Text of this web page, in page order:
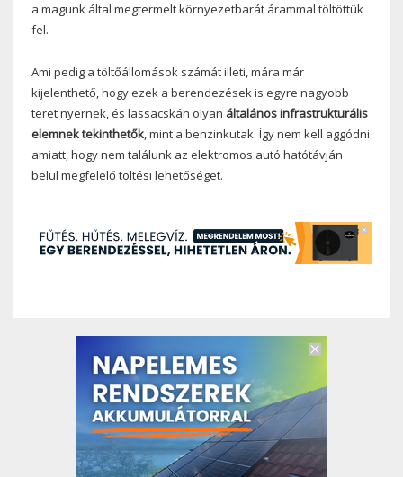
a magunk által megtermelt környezetbarát árammal töltöttük
fel.
Ami pedig a töltőállomások számát illeti, mára már
kijelenthető, hogy ezek a berendezések is egyre nagyobb
teret nyernek, és lassacskán olyan általános infrastrukturális
elemnek tekinthetők, mint a benzinkutak. Így nem kell aggódni
amiatt, hogy nem találunk az elektromos autó hatótávján
belül megfelelő töltési lehetőséget.